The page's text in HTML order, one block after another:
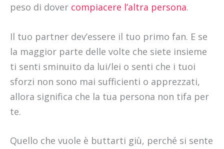
peso di dover compiacere l’altra persona.
Il tuo partner dev’essere il tuo primo fan. E se
la maggior parte delle volte che siete insieme
ti senti sminuito da lui/lei o senti che i tuoi
sforzi non sono mai sufficienti o apprezzati,
allora significa che la tua persona non tifa per
te.
Quello che vuole è buttarti giù, perché si sente